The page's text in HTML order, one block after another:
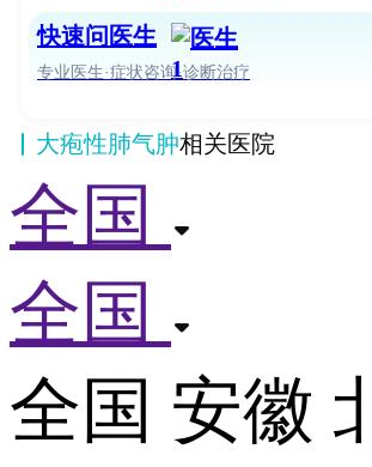
快速问医生
专业医生·症状咨询·诊断治疗
大疱性肺气肿相关医院
全国
全国
全国 安徽